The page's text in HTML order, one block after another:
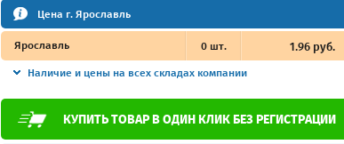
Цена г. Ярославль
Ярославль 0шт. 1.96 руб.
Наличие и цены на всех складах компании
КУПИТЬ ТОВАР В ОДИН КЛИК БЕЗ РЕГИСТРАЦИИ